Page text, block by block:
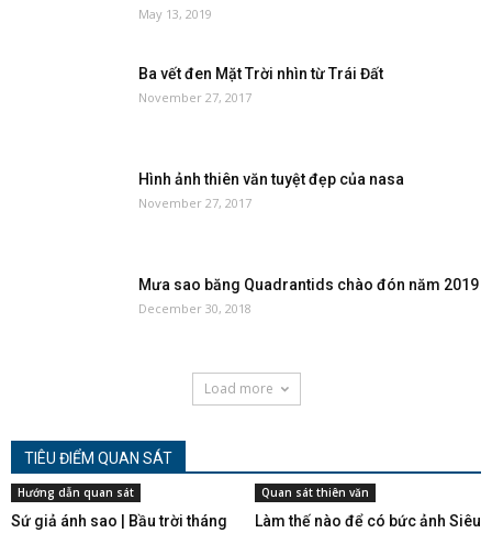
May 13, 2019
Ba vết đen Mặt Trời nhìn từ Trái Đất
November 27, 2017
Hình ảnh thiên văn tuyệt đẹp của nasa
November 27, 2017
Mưa sao băng Quadrantids chào đón năm 2019
December 30, 2018
Load more
TIÊU ĐIỂM QUAN SÁT
Hướng dẫn quan sát
Sứ giả ánh sao | Bầu trời tháng
Quan sát thiên văn
Làm thế nào để có bức ảnh Siêu